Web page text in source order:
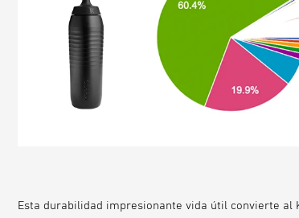
Esta durabilidad impresionante vida útil convierte al